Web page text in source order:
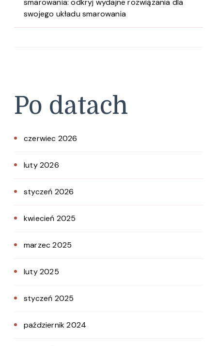
smarowania: odkryj wydajne rozwiązania dla
swojego układu smarowania
Po datach
czerwiec 2026
luty 2026
styczeń 2026
kwiecień 2025
marzec 2025
luty 2025
styczeń 2025
październik 2024